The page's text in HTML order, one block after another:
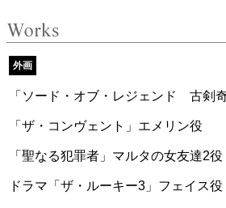
外画
「ソード・オブ・レジェンド 古剣奇
「ザ・コンヴェント」エメリン役
「聖なる犯罪者」マルタの女友達2役
ドラマ「ザ・ルーキー3」フェイス役